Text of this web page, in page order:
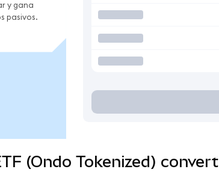
y gana
pasivos.
(Ondo Tokenized)